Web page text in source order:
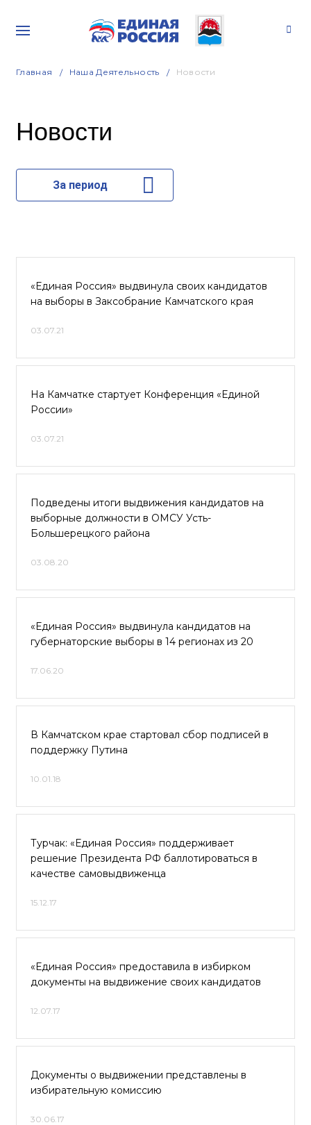
Главная Наша Деятельность Новости
Новости
За период
«Единая Россия» выдвинула своих кандидатов
на выборы в Заксобрание Камчатского края
03.07.21
На Камчатке стартует Конференция «Единой
России»
03.07.21
Подведены итоги выдвижения кандидатов на
выборные должности в ОМСУ Усть-
Большерецкого района
03.08.20
«Единая Россия» выдвинула кандидатов на
губернаторские выборы в 14 регионах из 20
17.06.20
В Камчатском крае стартовал сбор подписей в
поддержку Путина
10.01.18
Турчак: «Единая Россия» поддерживает
решение Президента РФ баллотироваться в
качестве самовыдвиженца
15.12.17
«Единая Россия» предоставила в избирком
документы на выдвижение своих кандидатов
12.07.17
Документы о выдвижении представлены в
избирательную комиссию
30.06.17